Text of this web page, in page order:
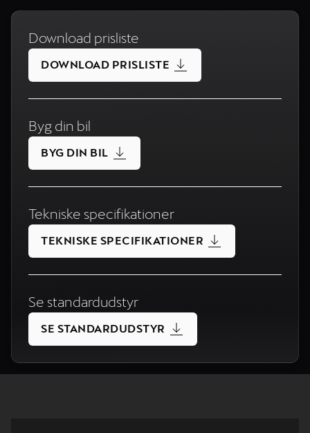
Download prisliste
DOWNLOAD PRISLISTE
Byg din bil
BYG DIN BIL
Tekniske specifikationer
TEKNISKE SPECIFIKATIONER
Se standardudstyr
SE STANDARDUDSTYR